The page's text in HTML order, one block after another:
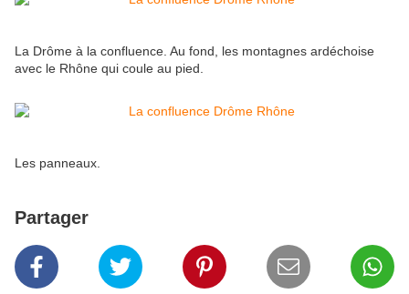
La Drôme à la confluence. Au fond, les montagnes ardéchoise
avec le Rhône qui coule au pied.
Les panneaux.
Partager